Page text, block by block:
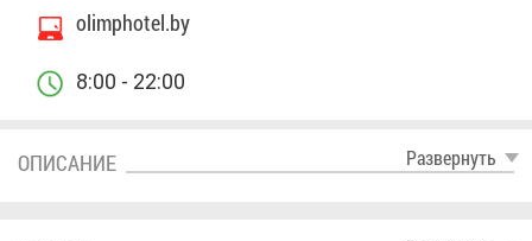
olimphotel.by
8:00 - 22:00
Раз­вер­нуть
ОПИ­СА­НИЕ